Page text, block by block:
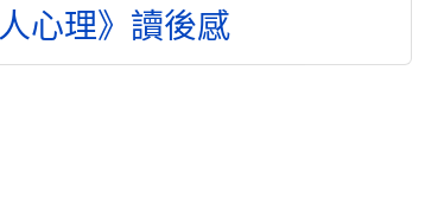
心理》讀後感